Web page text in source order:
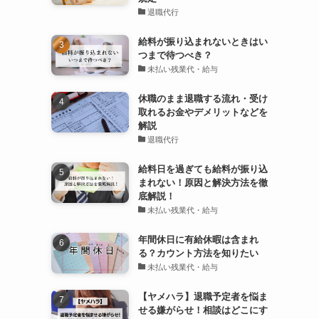
退職代行
給料が振り込まれないときはい
つまで待つべき？
未払い残業代・給与
休職のまま退職する流れ・受け
取れるお金やデメリットなどを
解説
退職代行
給料日を過ぎても給料が振り込
まれない！原因と解決方法を徹
底解説！
未払い残業代・給与
年間休日に有給休暇は含まれ
る？カウント方法を知りたい
未払い残業代・給与
【ヤメハラ】退職予定者を悩ま
せる嫌がらせ！相談はどこにす